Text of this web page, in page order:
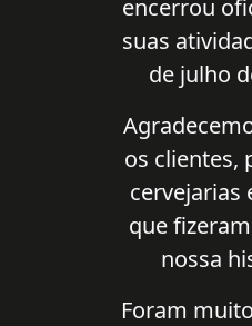
encerrou
suas
de julho
os clientes,
cervejarias
que
nossa
Foram